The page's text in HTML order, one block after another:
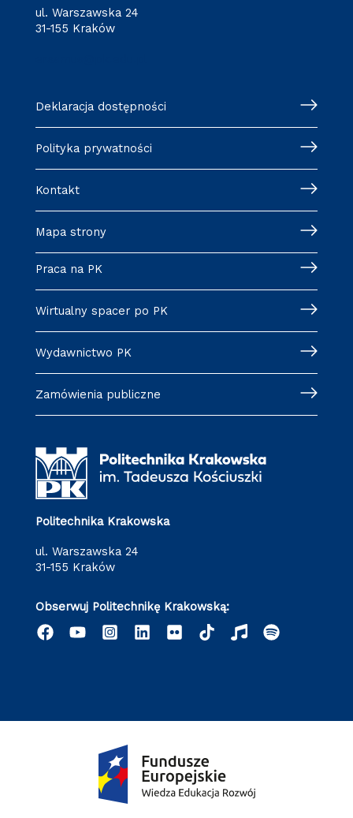
ul. Warszawska 24
31-155 Kraków
Deklaracja dostępności
Polityka prywatności
Kontakt
Mapa strony
Praca na PK
Wirtualny spacer po PK
Wydawnictwo PK
Zamówienia publiczne
Politechnika Krakowska
ul. Warszawska 24
31-155 Kraków
Obserwuj Politechnikę Krakowską: